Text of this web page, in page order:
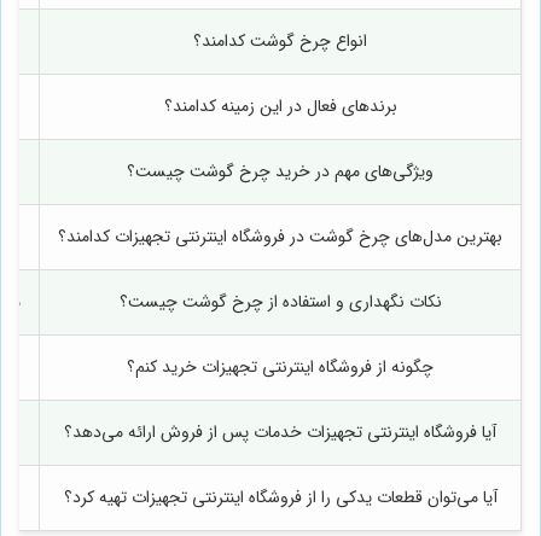
انواع چرخ گوشت کدامند؟
برندهای فعال در این زمینه کدامند؟
ویژگی‌های مهم در خرید چرخ گوشت چیست؟
بهترین مدل‌های چرخ گوشت در فروشگاه اینترنتی تجهیزات کدامند؟
نکات نگهداری و استفاده از چرخ گوشت چیست؟
چگونه از فروشگاه اینترنتی تجهیزات خرید کنم؟
آیا فروشگاه اینترنتی تجهیزات خدمات پس از فروش ارائه می‌دهد؟
آیا می‌توان قطعات یدکی را از فروشگاه اینترنتی تجهیزات تهیه کرد؟